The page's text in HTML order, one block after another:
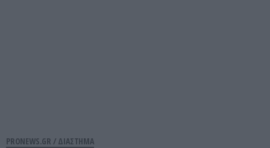
PRONEWS.GR / ΔΙΑΣΤΗΜΑ